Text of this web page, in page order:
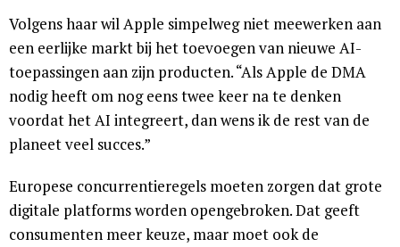
Volgens haar wil Apple simpelweg niet meewerken aan
een eerlijke markt bij het toevoegen van nieuwe AI-
toepassingen aan zijn producten. “Als Apple de DMA
nodig heeft om nog eens twee keer na te denken
voordat het AI integreert, dan wens ik de rest van de
planeet veel succes.”
Europese concurrentieregels moeten zorgen dat grote
digitale platforms worden opengebroken. Dat geeft
consumenten meer keuze, maar moet ook de